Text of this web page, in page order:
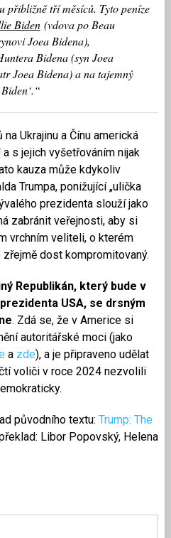
přibližně tří měsíců. Tyto peníze
Biden(vdova po Beau
Joea Bidena),
Bidena (syn Joea
Joea Bidena) a na tajemný
Ukrajinu a Čínu americká
a s jejich vyšetřováním nijak
kauza může kdykoliv
Trumpa, ponižující „ulička
prezidenta slouží jako
zabránit veřejnosti, aby si
vrchním veliteli, o kterém
zřejmě dost kompromitovaný.
Republikán, který bude v
USA, se drsným
. Zdá se, že v Americe si
autoritářské moci (jako
a zde), a je připraveno udělat
voliči v roce 2024 nezvolili
původního textu: Trump: The
Libor Popovský, Helena